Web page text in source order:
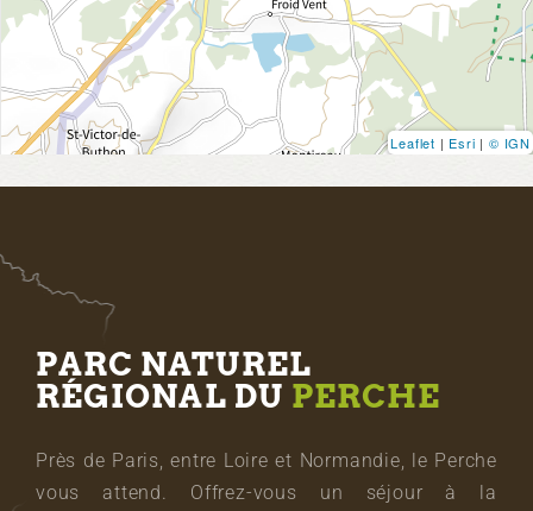
Leaflet | Esri | © IGN
PARC NATUREL
RÉGIONAL DU PERCHE
Près de Paris, entre Loire et Normandie, le Perche
vous attend. Offrez-vous un séjour à la